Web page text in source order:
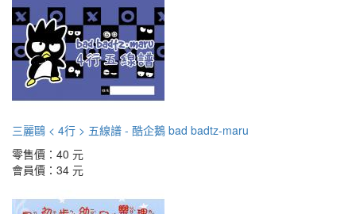
三麗鷗 < 4行 > 五線譜 - 酷企鵝 bad badtz-maru
零售價： 40 元
會員價： 34 元